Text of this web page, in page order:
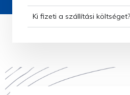
Ki fizeti a szállítási költséget?